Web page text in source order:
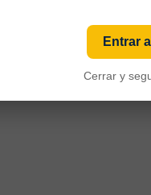
Entrar
Cerrar y